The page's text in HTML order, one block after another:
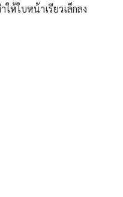
ห้ใบหน้าเรียวเล็กลง